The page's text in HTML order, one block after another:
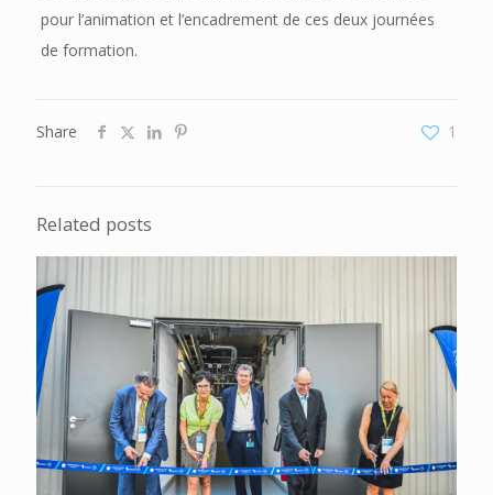
pour l’animation et l’encadrement de ces deux journées
de formation.
Share 1
Related posts